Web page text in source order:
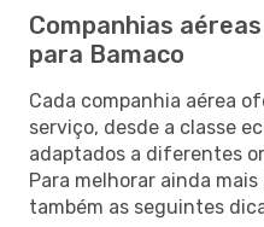
Companhias
para Bamaco
Cada companhia aérea
serviço, desde a classe
adaptados a diferentes
Para melhorar ainda
também as seguintes